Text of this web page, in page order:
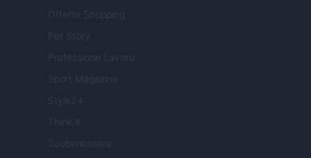
Offerte Shopping
Pet Story
Professione Lavoro
Sport Magazine
Style24
Think.it
Tuobenessere